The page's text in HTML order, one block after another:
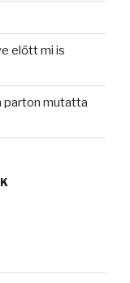
előtt mi is
parton mutatta